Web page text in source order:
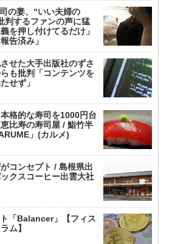
の妻、“いい夫婦の
判するファンの声に猛
を押し付けてるだけ」
告済み」
せた大手出版社のずさ
も批判「コンテンツを
せず」
本格的な寿司を1000円台
比寿の寿司屋 / 鮨竹半
」(カルメ)
コンセプト / 島根県出
クスコーヒー出雲大社
「Balancer」【フィス
ム】